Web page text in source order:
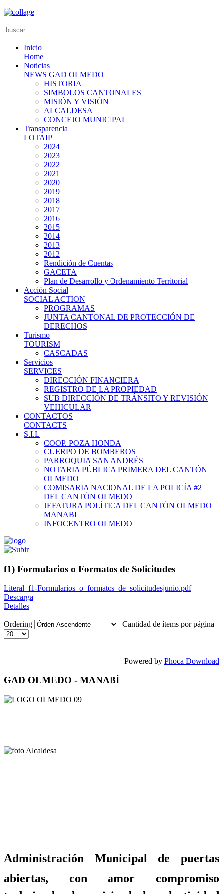
Inicio
Home
Noticias
NEWS GAD OLMEDO
HISTORIA
SIMBOLOS CANTONALES
MISIÓN Y VISIÓN
ALCALDESA
CONCEJO MUNICIPAL
Transparencia
LOTAIP
2024
2023
2022
2021
2020
2019
2018
2017
2016
2015
2014
2013
2012
Rendición de Cuentas
GACETA
Plan de Desarrollo y Ordenamiento Territorial
Acción Social
SOCIAL ACTION
PROGRAMAS
JUNTA CANTONAL DE PROTECCIÓN DE
DERECHOS
Turismo
TOURISM
CASCADAS
Servicios
SERVICES
DIRECCIÓN FINANCIERA
REGISTRO DE LA PROPIEDAD
SUB DIRECCIÓN DE TRÁNSITO Y REVISIÓN
VEHICULAR
CONTACTOS
CONTACTS
S.I.L
COOP. POZA HONDA
CUERPO DE BOMBEROS
PARROQUIA SAN ANDRÉS
NOTARIA PÚBLICA PRIMERA DEL CANTÓN
OLMEDO
COMISARIA NACIONAL DE LA POLICÍA #2
DEL CANTÓN OLMEDO
JEFATURA POLÍTICA DEL CANTÓN OLMEDO
MANABI
INFOCENTRO OLMEDO
f1) Formularios o Formatos de Solicitudes
Literal_f1-Formularios_o_formatos_de_solicitudesjunio.pdf
Descarga
Detalles
Ordering Cantidad de ítems por página
Powered by Phoca Download
GAD OLMEDO - MANABÍ
Administración Municipal de puertas
abiertas, con amor compromiso